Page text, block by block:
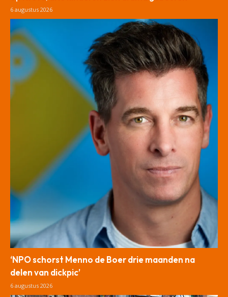
6 augustus 2026
‘NPO schorst Menno de Boer drie maanden na
delen van dickpic’
6 augustus 2026